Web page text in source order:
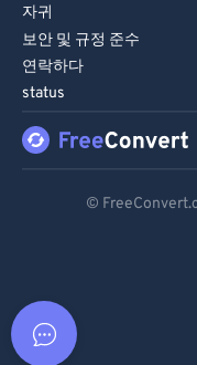
자귀
보안 및 규정 준수
연락하다
status
©